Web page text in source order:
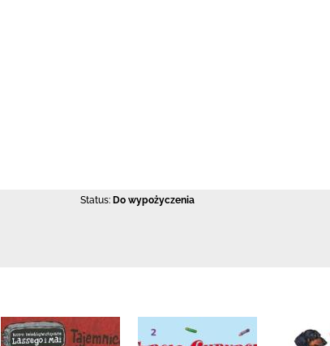
Status: Do wypożyczenia